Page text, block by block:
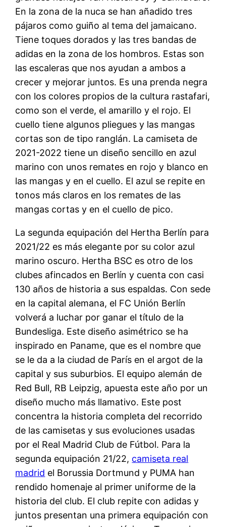
En la zona de la nuca se han añadido tres
pájaros como guiño al tema del jamaicano.
Tiene toques dorados y las tres bandas de
adidas en la zona de los hombros. Estas son
las escaleras que nos ayudan a ambos a
crecer y mejorar juntos. Es una prenda negra
con los colores propios de la cultura rastafari,
como son el verde, el amarillo y el rojo. El
cuello tiene algunos pliegues y las mangas
cortas son de tipo ranglán. La camiseta de
2021-2022 tiene un diseño sencillo en azul
marino con unos remates en rojo y blanco en
las mangas y en el cuello. El azul se repite en
tonos más claros en los remates de las
mangas cortas y en el cuello de pico.
La segunda equipación del Hertha Berlín para
2021/22 es más elegante por su color azul
marino oscuro. Hertha BSC es otro de los
clubes afincados en Berlín y cuenta con casi
130 años de historia a sus espaldas. Con sede
en la capital alemana, el FC Unión Berlín
volverá a luchar por ganar el título de la
Bundesliga. Este diseño asimétrico se ha
inspirado en Paname, que es el nombre que
se le da a la ciudad de París en el argot de la
capital y sus suburbios. El equipo alemán de
Red Bull, RB Leipzig, apuesta este año por un
diseño mucho más llamativo. Este post
concentra la historia completa del recorrido
de las camisetas y sus evoluciones usadas
por el Real Madrid Club de Fútbol. Para la
segunda equipación 21/22, camiseta real
madrid el Borussia Dortmund y PUMA han
rendido homenaje al primer uniforme de la
historia del club. El club repite con adidas y
juntos presentan una primera equipación con